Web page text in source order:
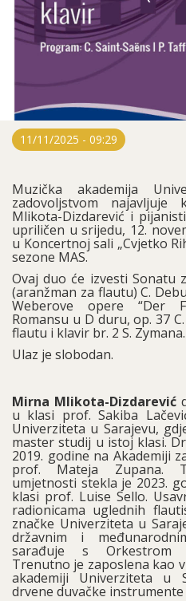
11/11/2025 - 09:29
Muzička akademija
zadovoljstvom najavljuje
Mlikota-Dizdarević i
upriličen u srijedu, 12.
u Koncertnoj sali „Cvjetko
sezone MAS.
Ovaj duo će izvesti
(aranžman za flautu) C.
Weberove opere “Der
Romansu u D duru, op. 37
flautu i klavir br. 2 S. Zymana.
Ulaz je slobodan.
Mirna Mlikota-Dizdarević
u klasi prof. Sakiba
Univerziteta u Sarajevu,
master studij u istoj klasi.
2019. godine na Akademiji
prof. Mateja Zupana.
umjetnosti stekla je 2023.
klasi prof. Luise Sello.
radionicama uglednih
značke Univerziteta u
državnim i
sarađuje s Orkestrom
Trenutno je zaposlena kao
akademiji Univerziteta u
drvene duvačke